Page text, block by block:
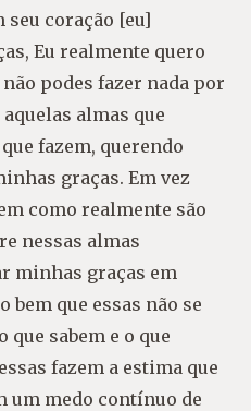
seu coração [eu]
Eu realmente quero
podes fazer nada por
almas que
fazem, querendo
graças. Em vez
como realmente são
nessas almas
minhas graças em
que essas não se
que sabem e o que
fazem a estima que
um medo contínuo de